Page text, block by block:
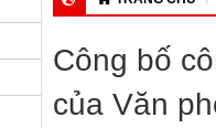
Công bố
của Văn